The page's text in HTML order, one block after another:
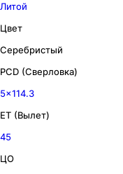
Литой
Цвет
Серебристый
PCD (Сверловка)
5x114.3
ET (Вылет)
45
ЦО